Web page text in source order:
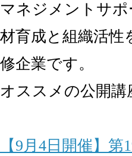
マネジメントサ
材育成と組織活性
修企業です。
オススメの公開講
【9月4日開催】